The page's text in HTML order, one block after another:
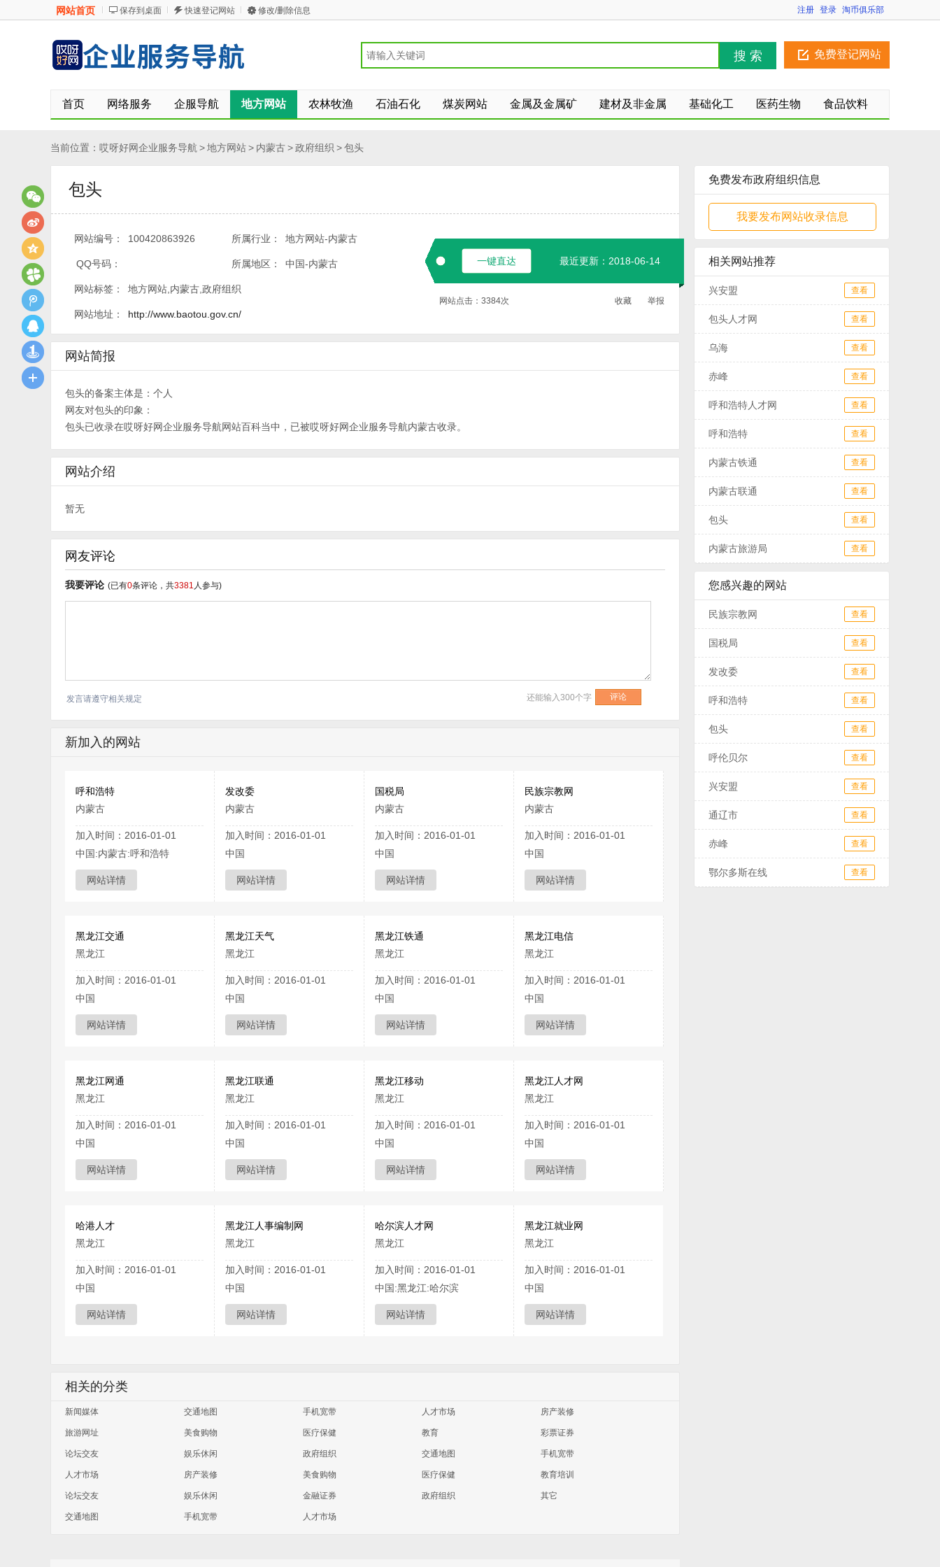
网站首页 保存到桌面 快速登记网站 修改/删除信息 注册 登录 淘币俱乐部
免费登记网站
搜 索
首页 网络服务 企服导航 地方网站 农林牧渔 石油石化 煤炭网站 金属及金属矿 建材及非金属 基础化工 医药生物 食品饮料
当前位置： 哎呀好网企业服务导航 >地方网站> 内蒙古>政府组织 >包头
包头
网站编号： 100420863926 所属行业： 地方网站-内蒙古
QQ号码： 所属地区： 中国-内蒙古
网站标签： 地方网站,内蒙古,政府组织
网站地址： http://www.baotou.gov.cn/
一键直达 最近更新：2018-06-14
网站点击： 3384次 收藏 举报
网站简报
包头的备案主体是：个人
网友对包头的印象：
包头已收录在哎呀好网企业服务导航网站百科当中，已被哎呀好网企业服务导航内蒙古收录。
网站介绍
暂无
网友评论
我要评论 (已有0条评论，共3381 人参与)
发言请遵守相关规定 还能输入300个字
新加入的网站
呼和浩特
内蒙古
加入时间：2016-01-01
中国:内蒙古:呼和浩特
网站详情
发改委
内蒙古
加入时间：2016-01-01
中国
网站详情
国税局
内蒙古
加入时间：2016-01-01
中国
网站详情
民族宗教网
内蒙古
加入时间：2016-01-01
中国
网站详情
黑龙江交通
黑龙江
加入时间：2016-01-01
中国
网站详情
黑龙江天气
黑龙江
加入时间：2016-01-01
中国
网站详情
黑龙江铁通
黑龙江
加入时间：2016-01-01
中国
网站详情
黑龙江电信
黑龙江
加入时间：2016-01-01
中国
网站详情
黑龙江网通
黑龙江
加入时间：2016-01-01
中国
网站详情
黑龙江联通
黑龙江
加入时间：2016-01-01
中国
网站详情
黑龙江移动
黑龙江
加入时间：2016-01-01
中国
网站详情
黑龙江人才网
黑龙江
加入时间：2016-01-01
中国
网站详情
哈港人才
黑龙江
加入时间：2016-01-01
中国
网站详情
黑龙江人事编制网
黑龙江
加入时间：2016-01-01
中国
网站详情
哈尔滨人才网
黑龙江
加入时间：2016-01-01
中国:黑龙江:哈尔滨
网站详情
黑龙江就业网
黑龙江
加入时间：2016-01-01
中国
网站详情
相关的分类
新闻媒体 交通地图 手机宽带 人才市场 房产装修
旅游网址 美食购物 医疗保健 教育 彩票证券
论坛交友 娱乐休闲 政府组织 交通地图 手机宽带
人才市场 房产装修 美食购物 医疗保健 教育培训
论坛交友 娱乐休闲 金融证券 政府组织 其它
交通地图 手机宽带 人才市场
免费发布政府组织信息
我要发布网站收录信息
相关网站推荐
兴安盟 查看
包头人才网 查看
乌海 查看
赤峰 查看
呼和浩特人才网 查看
呼和浩特 查看
内蒙古铁通 查看
内蒙古联通 查看
包头 查看
内蒙古旅游局 查看
您感兴趣的网站
民族宗教网 查看
国税局 查看
发改委 查看
呼和浩特 查看
包头 查看
呼伦贝尔 查看
兴安盟 查看
通辽市 查看
赤峰 查看
鄂尔多斯在线 查看